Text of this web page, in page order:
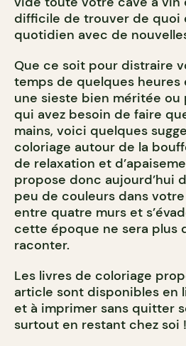
difficile de trouver de quoi
quotidien avec de
Que ce soit pour distraire
temps de quelques
une sieste bien méritée ou
qui avez besoin de faire
mains, voici quelques
coloriage autour de la
de relaxation et
propose donc aujourd’hui
peu de couleurs dans
entre quatre murs et
cette époque ne sera plus
raconter.
Les livres de coloriage
article sont disponibles en
et à imprimer sans quitter
surtout en restant chez soi !